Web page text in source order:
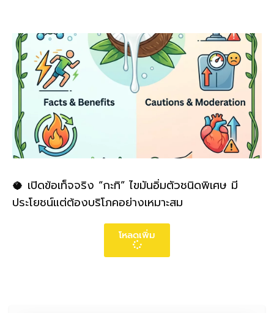
🥥 เปิดข้อเท็จจริง “กะทิ” ไขมันอิ่มตัวชนิดพิเศษ มี
ประโยชน์แต่ต้องบริโภคอย่างเหมาะสม
โหลดเพิ่ม